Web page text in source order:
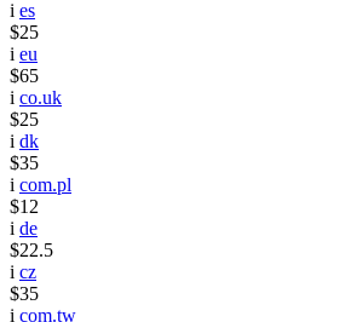
i es
$25
i eu
$65
i co.uk
$25
i dk
$35
i com.pl
$12
i de
$22.5
i cz
$35
i com.tw